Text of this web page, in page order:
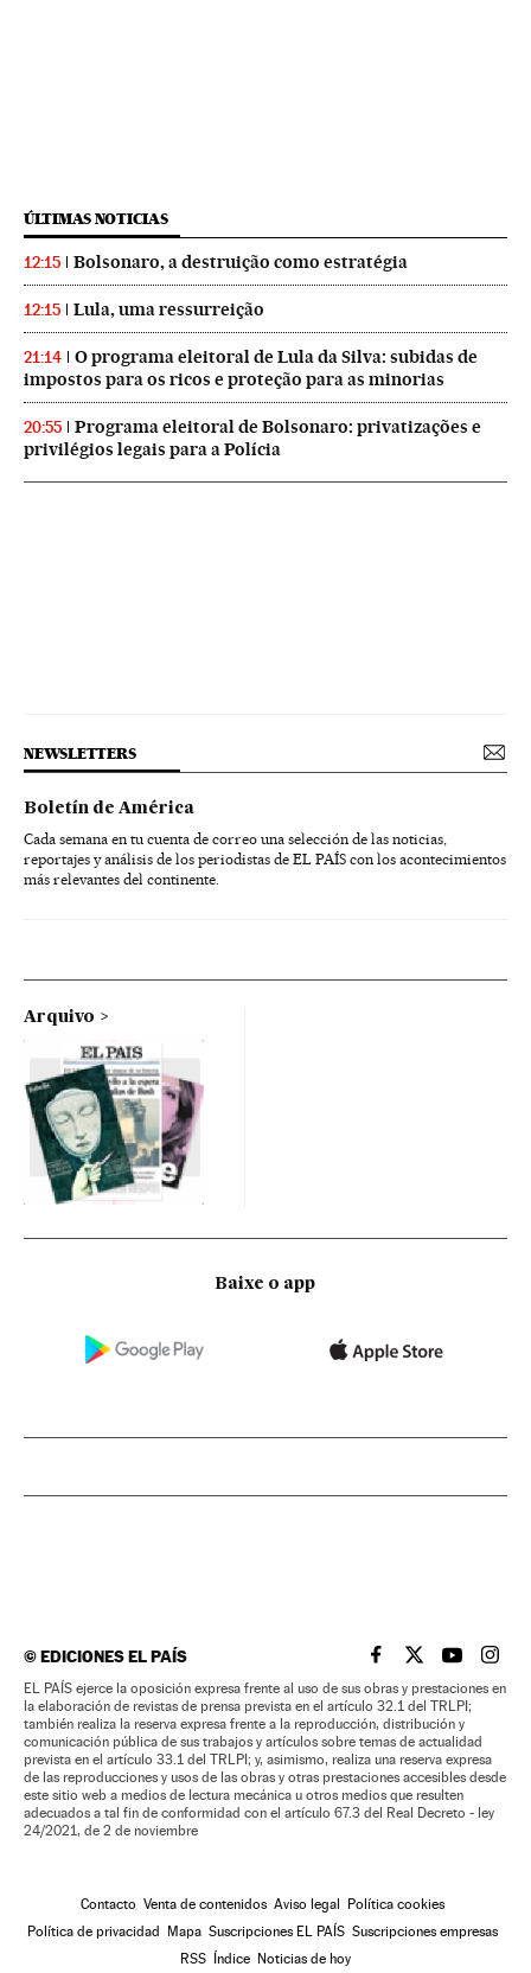
ÚLTIMAS NOTICIAS
12:15 Bolsonaro, a destruição como estratégia
12:15 Lula, uma ressurreição
21:14
O programa eleitoral de Lula da Silva: subidas de
impostos para os ricos e proteção para as minorias
20:55
Programa eleitoral de Bolsonaro: privatizações e
privilégios legais para a Polícia
NEWSLETTERS
Boletín de América
Cada semana en tu cuenta de correo una selección de las noticias,
reportajes y análisis de los periodistas de EL PAÍS con los acontecimientos
más relevantes del continente.
Arquivo
Baixe o app
©EDICIONES EL PAÍS EL PAÍS BRASIL EN
EL PAÍSEL PAÍS
EL
EL PAÍS ejerce la oposición expresa frente al uso de sus obras y prestaciones en
la elaboración de revistas de prensa prevista en el artículo 32.1 del TRLPI;
también realiza la reserva expresa frente a la reproducción, distribución y
comunicación pública de sus trabajos y artículos sobre temas de actualidad
prevista en el artículo 33.1 del TRLPI; y, asimismo, realiza una reserva expresa
de las reproducciones y usos de las obras y otras prestaciones accesibles desde
este sitio web a medios de lectura mecánica u otros medios que resulten
adecuados a tal fin de conformidad con el artículo 67.3 del Real Decreto - ley
24/2021, de 2 de noviembre
Contacto Venta de contenidos Aviso legal Política cookies
Política de privacidad Mapa Suscripciones EL PAÍS Suscripciones empresas
RSS Índice Noticias de hoy